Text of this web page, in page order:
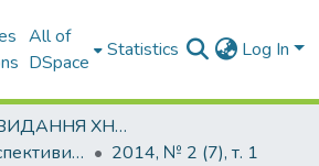
All of
DSpace
Statistics Log In
НАУКОВІ ВИДАННЯ ХНАДУ
Проблеми і перспективи розвитку підприємництва
2014, № 2 (7), т. 1